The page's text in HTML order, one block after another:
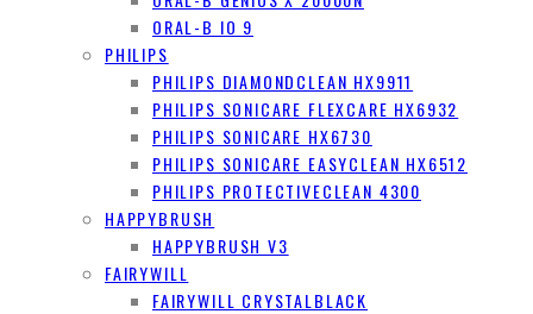
ORAL-B IO 9
PHILIPS
PHILIPS DIAMONDCLEAN HX9911
PHILIPS SONICARE FLEXCARE HX6932
PHILIPS SONICARE HX6730
PHILIPS SONICARE EASYCLEAN HX6512
PHILIPS PROTECTIVECLEAN 4300
HAPPYBRUSH
HAPPYBRUSH V3
FAIRYWILL
FAIRYWILL CRYSTALBLACK